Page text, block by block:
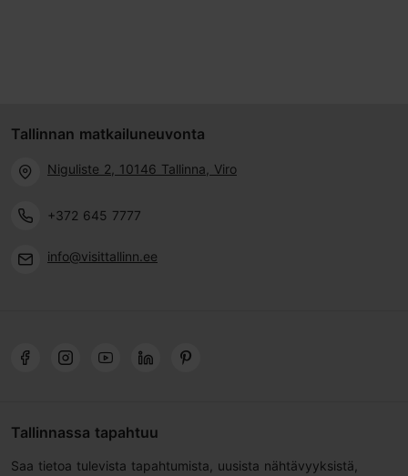
Tallinnan matkailuneuvonta
Niguliste 2, 10146 Tallinna, Viro
+372 645 7777
info@visittallinn.ee
Tallinnassa tapahtuu
Saa tietoa tulevista tapahtumista, uusista nähtävyyksistä,